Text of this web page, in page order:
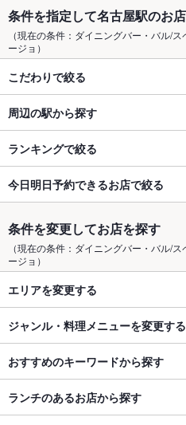
条件を指定して名古屋駅のお
（現在の条件：ダイニングバー・バル/
ージョ）
こだわりで絞る
周辺の駅から探す
ランキングで絞る
今日明日予約できるお店で絞る
条件を変更してお店を探す
（現在の条件：ダイニングバー・バル/
ージョ）
エリアを変更する
ジャンル・料理メニューを変更する
おすすめのキーワードから探す
ランチのあるお店から探す